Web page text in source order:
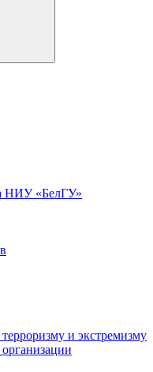
НИУ «БелГУ»
и экстремизму